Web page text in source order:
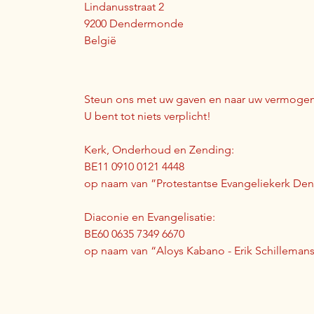
Lindanusstraat 2
9200 Dendermonde
België
Steun ons met uw gaven en naar uw
U bent tot niets verplicht!
Kerk, Onderhoud en Zending:
BE11 0910 0121 4448
op naam van ”Protestantse Evangeliekerk
Diaconie en Evangelisatie:
BE60 0635 7349 6670
op naam van “Aloys Kabano - Erik